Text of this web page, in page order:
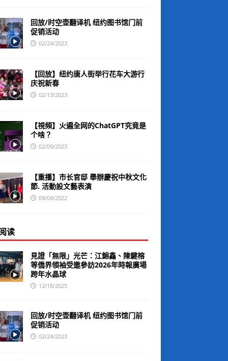
回放/时空壶翻译机 纽约图书馆门前
促销活动
02/24/2023
【回放】纽约唐人街举行花车大游行
庆祝新春
02/13/2023
【視頻】火遍全网的ChatGPT究竟是
个啥？
02/09/2023
【重播】市长官邸 舉辦慶祝中秋文化
節. 活動設文藝表演
09/09/2022
读
見證「無限」光芒：江錦鑫、陳鍵榕
等僑界領袖受邀參訪2026年時報廣場
跨年水晶球
12/18/2025
回放/时空壶翻译机 纽约图书馆门前
促销活动
02/24/2023